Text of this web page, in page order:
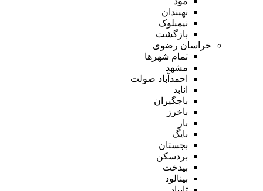
نهبندان
نیمبلوک
بازگشت
خراسان رضوی
تمام شهر‌ها
مشهد
احمدآباد صولت
انابد
باجگیران
باخرز
بار
بایگ
بجستان
بردسکن
بیدخت
بینالود